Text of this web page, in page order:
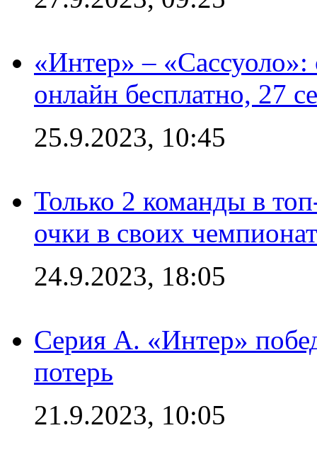
«Интер» –
онлайн бесплатно, 27
25.9.2023, 10:45
Только 2 команды в
очки в своих
24.9.2023, 18:05
Серия А. «Интер»
потерь
21.9.2023, 10:05